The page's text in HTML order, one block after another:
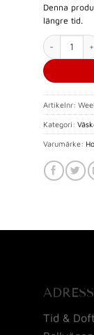
Denna
längre tid.
Weekend
Artikelnr:
Kategori:
Varumärke:
ADRESS
Tid &